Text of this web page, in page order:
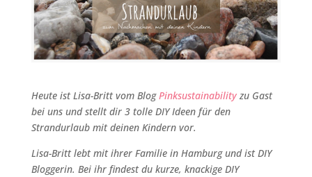
Heute ist Lisa-Britt vom Blog Pinksustainabilityzu Gast
bei uns und stellt dir 3 tolle DIY Ideen für den
Strandurlaub mit deinen Kindern vor.
Lisa-Britt lebt mit ihrer Familie in Hamburg und ist DIY
Bloggerin. Bei ihr findest du kurze, knackige DIY